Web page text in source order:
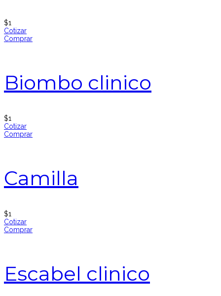
$1
Cotizar
Comprar
Biombo clinico
$1
Cotizar
Comprar
Camilla
$1
Cotizar
Comprar
Escabel clinico